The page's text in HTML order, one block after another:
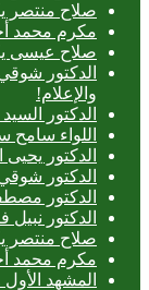
صلاح منتصر
مكرم محمد
صلاح عيسى
الدكتور
والإعلام!
الدكتور
اللواء
الدكتور
الدكتور
الدكتور
الدكتور
صلاح منتصر
مكرم محمد أحمد
المشهد